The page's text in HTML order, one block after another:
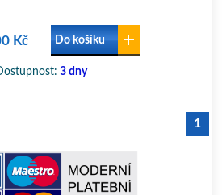
Kč Do košíku
3 dny
1